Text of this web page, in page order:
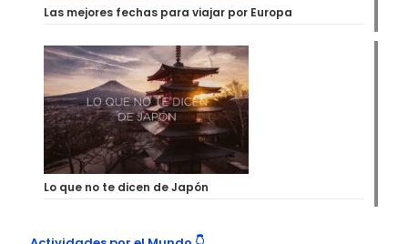
Las mejores fechas para viajar por Europa
Lo que no te dicen de Japón